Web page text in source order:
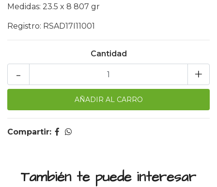
Medidas: 23.5 x 8 807 gr
Registro: RSAD17I11001
Cantidad
+
-
Compartir:
También te puede interesar